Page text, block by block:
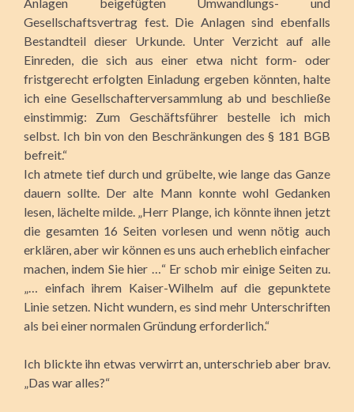
Gesellschaftsvertrag fest. Die Anlagen sind ebenfalls
Bestandteil dieser Urkunde. Unter Verzicht auf alle
Einreden, die sich aus einer etwa nicht form- oder
fristgerecht erfolgten Einladung ergeben könnten, halte
ich eine Gesellschafterversammlung ab und beschließe
einstimmig: Zum Geschäftsführer bestelle ich mich
selbst. Ich bin von den Beschränkungen des § 181 BGB
befreit.“
Ich atmete tief durch und grübelte, wie lange das Ganze
dauern sollte. Der alte Mann konnte wohl Gedanken
lesen, lächelte milde. „Herr Plange, ich könnte ihnen jetzt
die gesamten 16 Seiten vorlesen und wenn nötig auch
erklären, aber wir können es uns auch erheblich einfacher
machen, indem Sie hier …“ Er schob mir einige Seiten zu.
„… einfach ihrem Kaiser-Wilhelm auf die gepunktete
Linie setzen. Nicht wundern, es sind mehr Unterschriften
als bei einer normalen Gründung erforderlich.“
Ich blickte ihn etwas verwirrt an, unterschrieb aber brav.
„Das war alles?“